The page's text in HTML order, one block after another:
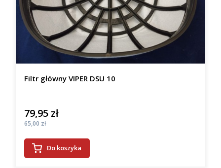
Filtr główny VIPER DSU 10
Cena
79,95 zł
Cena
65,00 zł
Do koszyka